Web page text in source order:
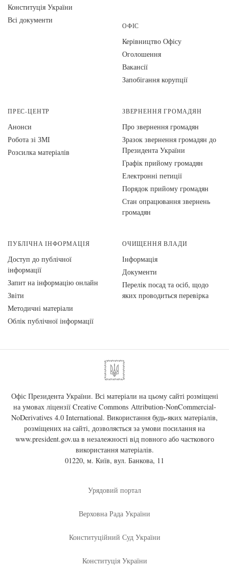
Конституція України
Всі документи
ОФІС
Керівництво Офісу
Оголошення
Вакансії
Запобігання корупції
ПРЕС-ЦЕНТР
Анонси
Робота зі ЗМІ
Розсилка матеріалів
ЗВЕРНЕННЯ ГРОМАДЯН
Про звернення громадян
Зразок звернення громадян до
Президента України
Графік прийому громадян
Електронні петиції
Порядок прийому громадян
Стан опрацювання звернень
громадян
ПУБЛІЧНА ІНФОРМАЦІЯ
Доступ до публічної
інформації
Запит на інформацію онлайн
Звіти
Методичні матеріали
Облік публічної інформації
ОЧИЩЕННЯ ВЛАДИ
Інформація
Документи
Перелік посад та осіб, щодо
яких проводиться перевірка
Офіс Президента України. Всі матеріали на цьому сайті розміщені
на умовах ліцензії Creative Commons Attribution-NonCommercial-
NoDerivatives 4.0 International. Використання будь-яких матеріалів,
розміщених на сайті, дозволяється за умови посилання на
www.president.gov.uaв незалежності від повного або часткового
використання матеріалів.
01220, м. Київ, вул. Банкова, 11
Урядовий портал
Верховна Рада України
Конституційний Суд України
Конституція України